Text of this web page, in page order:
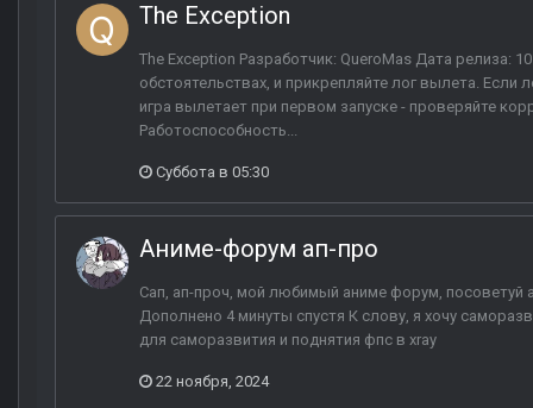
The Exception
The Exception Разработчик: QueroMas Дата релиза:
обстоятельствах, и прикрепляйте лог вылета. Если
игра вылетает при первом запуске - проверяйте
Работоспособность...
Суббота в 05:30
Аниме-форум ап-про
Сап, ап-проч, мой любимый аниме форум,
Дополнено 4 минуты спустя К слову, я хочу
для саморазвития и поднятия фпс в xray
22 ноября, 2024